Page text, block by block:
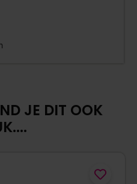
JE DIT OOK